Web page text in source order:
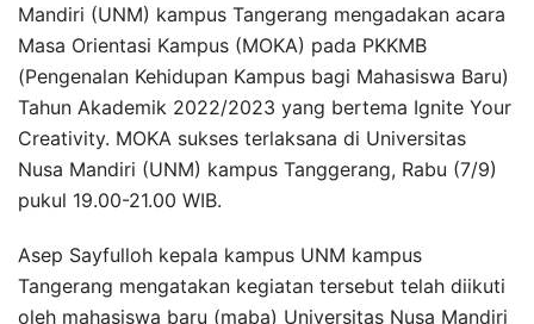
Mandiri (UNM) kampus Tangerang mengadakan acara
Masa Orientasi Kampus (MOKA) pada PKKMB
(Pengenalan Kehidupan Kampus bagi Mahasiswa Baru)
Tahun Akademik 2022/2023 yang bertema Ignite Your
Creativity. MOKA sukses terlaksana di Universitas
Nusa Mandiri (UNM) kampus Tanggerang, Rabu (7/9)
pukul 19.00-21.00 WIB.
Asep Sayfulloh kepala kampus UNM kampus
Tangerang mengatakan kegiatan tersebut telah diikuti
oleh mahasiswa baru (maba) Universitas Nusa Mandiri